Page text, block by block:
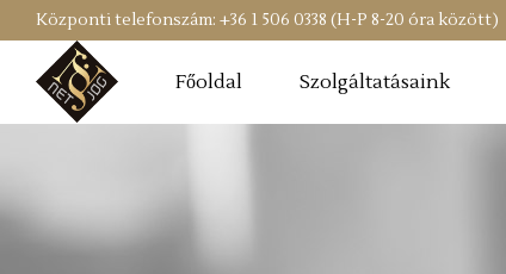
Központi telefonszám: +36 1 506 0338 (H-P 8-20 óra között)
Főoldal Szolgáltatásaink